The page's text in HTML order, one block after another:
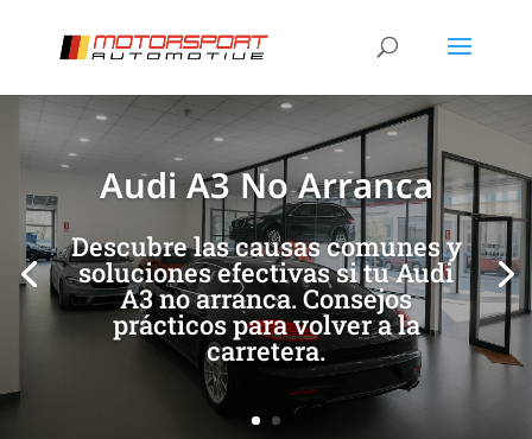
Audi A3 No Arranca
Descubre las causas comunes y
soluciones efectivas si tu Audi
A3 no arranca. Consejos
prácticos para volver a la
carretera.
[/et_pb_slide] [/et_pb_slide]